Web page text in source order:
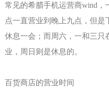
常见的希腊手机运营商wind
点一直营业到晚上九点，但
休息一会；而周六，一和三只
业，周日则是休息的。
百货商店的营业时间